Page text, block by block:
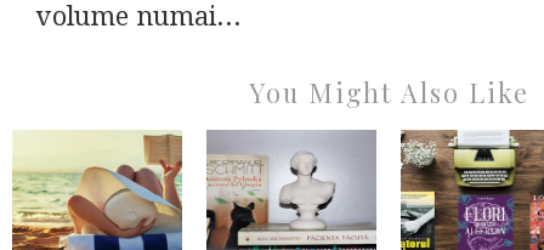
volume numai...
You Might Also Like